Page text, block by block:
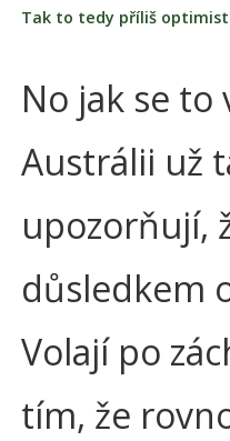
Tak to tedy příliš
No jak se to
Austrálii už
upozorňují,
důsledkem
Volají po
tím, že